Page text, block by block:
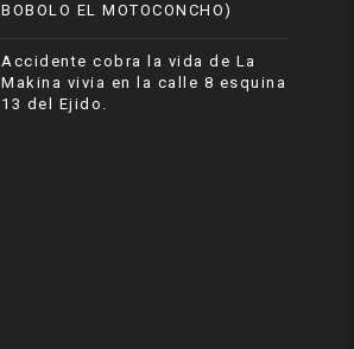
BOBOLO EL MOTOCONCHO)
Accidente cobra la vida de La
Makina vivia en la calle 8 esquina
13 del Ejido.